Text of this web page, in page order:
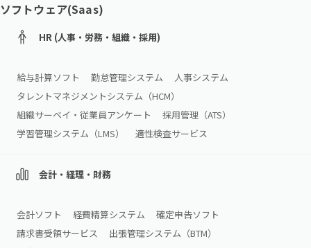
ソフトウェア(Saas)
HR (人事・労務・組織・採用)
給与計算ソフト 勤怠管理システム
人事システム
タレントマネジメントシステム（HCM）
組織サーベイ・従業員アンケート
採用管理（ATS）
学習管理システム（LMS）
適性検査サービス
会計・経理・財務
会計ソフト 経費精算システム
確定申告ソフト
請求書受領サービス
出張管理システム（BTM）